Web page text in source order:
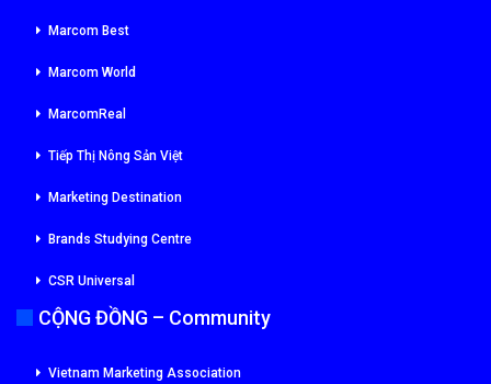
Marcom Best
Marcom World
MarcomReal
Tiếp Thị Nông Sản Việt
Marketing Destination
Brands Studying Centre
CSR Universal
CỘNG ĐỒNG – Community
Vietnam Marketing Association